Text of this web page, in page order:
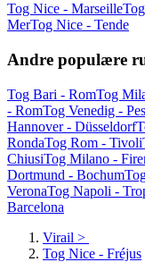
Tog Nice - Marseille
MerTog Nice - Tende
Andre populære
Tog Bari - RomTog
- RomTog Venedig -
Hannover - Düsseldorf
RondaTog Rom - Tivoli
ChiusiTog Milano -
Dortmund - Bochum
VeronaTog Napoli -
Barcelona
Virail >
Tog Nice - Fréjus